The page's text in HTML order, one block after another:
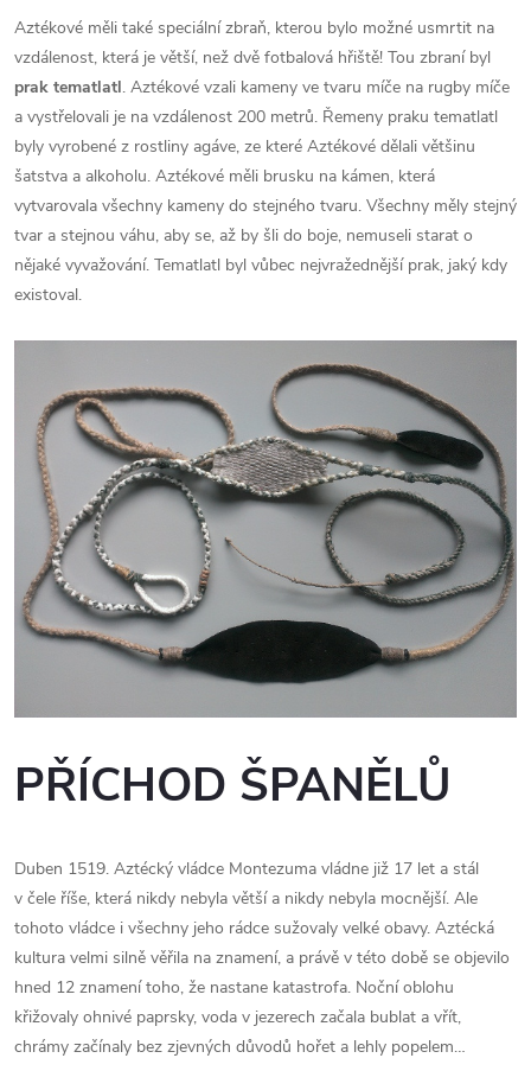
Aztékové měli také speciální zbraň, kterou bylo možné usmrtit na
vzdálenost, která je větší, než dvě fotbalová hřiště! Tou zbraní byl
prak tematlatl. Aztékové vzali kameny ve tvaru míče na rugby míče
a vystřelovali je na vzdálenost 200 metrů. Řemeny praku tematlatl
byly vyrobené z rostliny agáve, ze které Aztékové dělali většinu
šatstva a alkoholu. Aztékové měli brusku na kámen, která
vytvarovala všechny kameny do stejného tvaru. Všechny měly stejný
tvar a stejnou váhu, aby se, až by šli do boje, nemuseli starat o
nějaké vyvažování. Tematlatl byl vůbec nejvražednější prak, jaký kdy
existoval.
PŘÍCHOD ŠPANĚLŮ
Duben 1519. Aztécký vládce Montezuma vládne již 17 let a stál
v čele říše, která nikdy nebyla větší a nikdy nebyla mocnější. Ale
tohoto vládce i všechny jeho rádce sužovaly velké obavy. Aztécká
kultura velmi silně věřila na znamení, a právě v této době se objevilo
hned 12 znamení toho, že nastane katastrofa. Noční oblohu
křižovaly ohnivé paprsky, voda v jezerech začala bublat a vřít,
chrámy začínaly bez zjevných důvodů hořet a lehly popelem…